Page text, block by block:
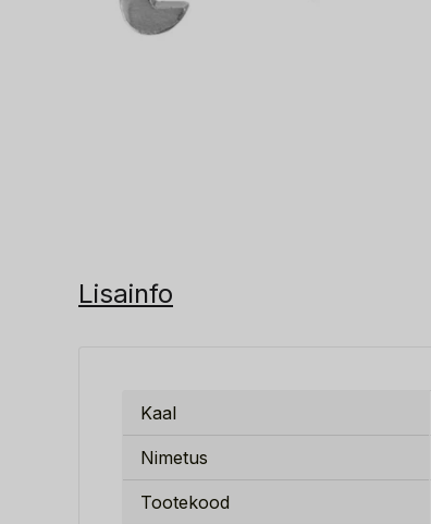
Lisainfo
Kaal
Nimetus
Tootekood